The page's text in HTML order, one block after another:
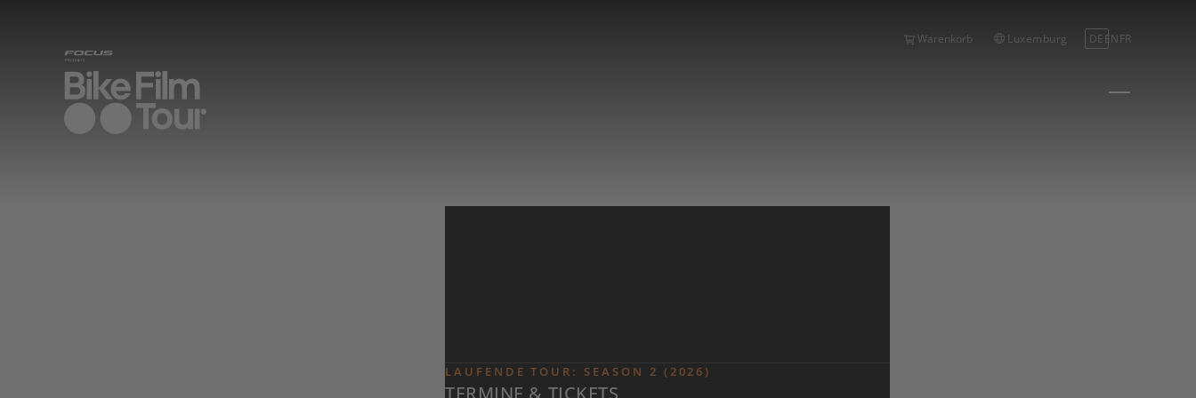
Warenkorb Luxemburg DEENFR
LAUFENDE TOUR: SEASON 2 (2026)
TERMINE & TICKETS
KONTAKTFORMULAR